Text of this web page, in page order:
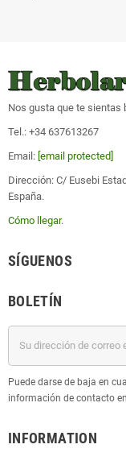
Nos gusta que te sientas
Tel.: +34 637613267
Email: [email protected]
Dirección: C/ Eusebi
España.
Cómo llegar.
SÍGUENOS
BOLETÍN
Puede darse de baja en
información de contacto
INFORMATION